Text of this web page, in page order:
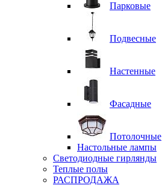
Парковые
Подвесные
Настенные
Фасадные
Потолочные
Настольные лампы
Светодиодные гирлянды
Теплые полы
РАСПРОДАЖА